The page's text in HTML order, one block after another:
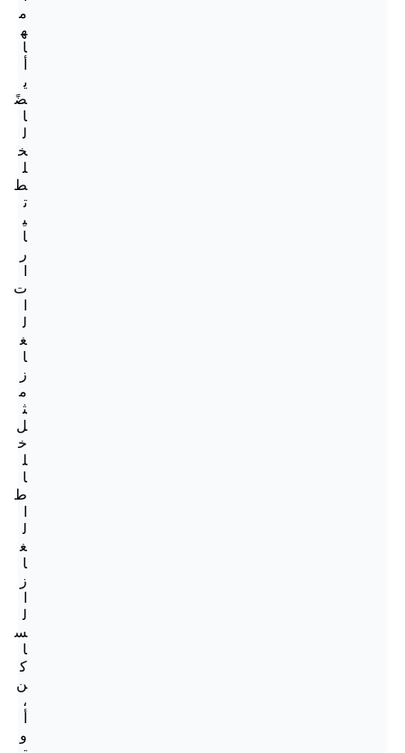
م
ه
ا
ي
ضً
ا
ل
خ
ل
ط
ت
ي
ا
ر
ت
ل
غ
ا
ز
م
ث
ل
خ
ل
ا
ط
ل
غ
ا
ز
ل
س
ا
ك
ن
،
و